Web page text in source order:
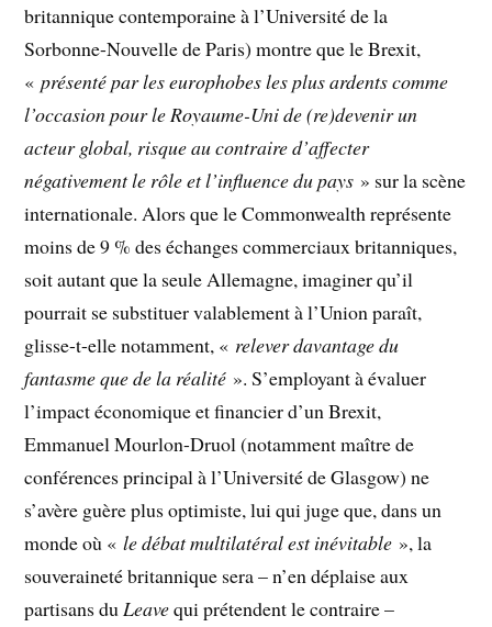
britannique contemporaine à l’Université de la
Sorbonne-Nouvelle de Paris) montre que le Brexit,
«présenté par les europhobes les plus ardents comme
l’occasion pour le Royaume-Uni de (re)devenir un
acteur global, risque au contraire d’affecter
négativement le rôle et l’influence du pays » sur la scène
internationale. Alors que le Commonwealth représente
moins de 9 % des échanges commerciaux britanniques,
soit autant que la seule Allemagne, imaginer qu’il
pourrait se substituer valablement à l’Union paraît,
glisse-t-elle notamment, « relever davantage du
fantasme que de la réalité ». S’employant à évaluer
l’impact économique et financier d’un Brexit,
Emmanuel Mourlon-Druol (notamment maître de
conférences principal à l’Université de Glasgow) ne
s’avère guère plus optimiste, lui qui juge que, dans un
monde où «le débat multilatéral est inévitable », la
souveraineté britannique sera – n’en déplaise aux
partisans duLeavequi prétendent le contraire –